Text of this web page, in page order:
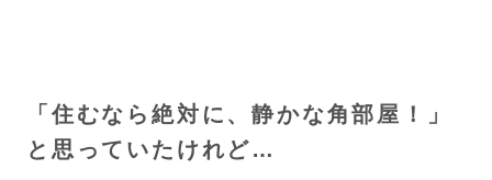
「住むなら絶対に、静かな角部屋！」
と思っていたけれど…